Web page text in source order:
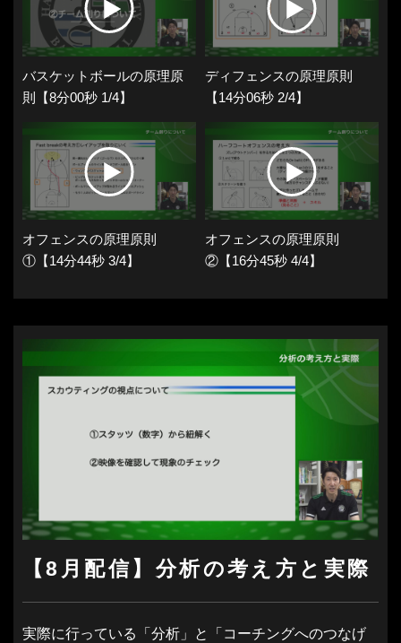
バスケットボールの原理原
則【8分00秒 1/4】
ディフェンスの原理原則
【14分06秒 2/4】
オフェンスの原理原則
①【14分44秒 3/4】
オフェンスの原理原則
②【16分45秒 4/4】
【8月配信】分析の考え方と実際
実際に行っている「分析」と「コーチングへのつなげ